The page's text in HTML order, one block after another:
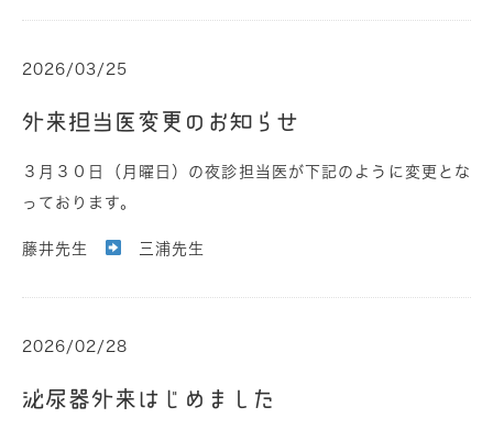
2026/03/25
外来担当医変更のお知らせ
３月３０日（月曜日）の夜診担当医が下記のように変更とな
っております。
藤井先生 三浦先生
2026/02/28
泌尿器外来はじめました